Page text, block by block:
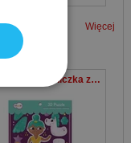
Więcej
Puzzle 3D Księżniczka z jednorożcem